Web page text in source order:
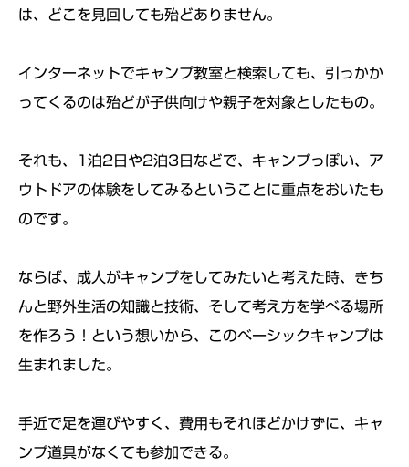
は、どこを見回しても殆どありません。
インターネットでキャンプ教室と検索しても、引っかか
ってくるのは殆どが子供向けや親子を対象としたもの。
それも、1泊2日や2泊3日などで、キャンプっぽい、ア
ウトドアの体験をしてみるということに重点をおいたも
のです。
ならば、成人がキャンプをしてみたいと考えた時、きち
んと野外生活の知識と技術、そして考え方を学べる場所
を作ろう！という想いから、このベーシックキャンプは
生まれました。
手近で足を運びやすく、費用もそれほどかけずに、キャ
ンプ道具がなくても参加できる。